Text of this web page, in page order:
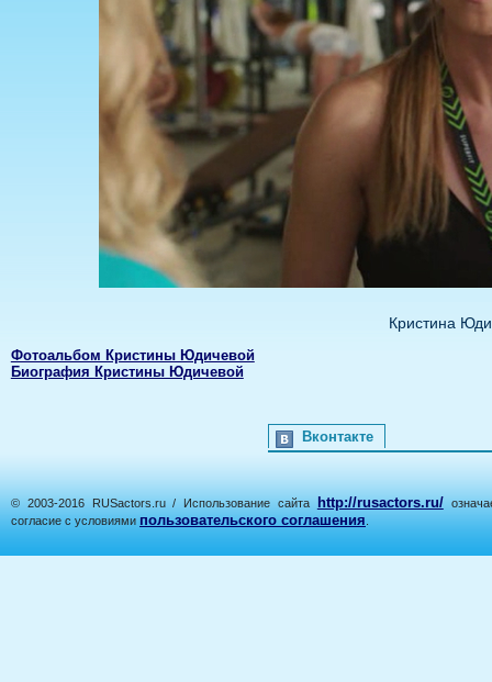
Кристина
Фотоальбом Кристины Юдичевой
Биография Кристины Юдичевой
Вконтакте
© 2003-2016 RUSactors.ru / Использование сайта http://rusactors.ru/
согласие с условиями пользовательского соглашения